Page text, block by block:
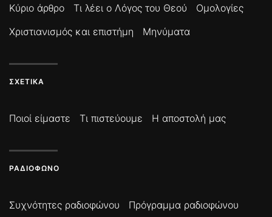
Κύριο άρθρο Τι λέει ο Λόγος του Θεού
Ομολογίες
Χριστιανισμός και επιστήμη
Μηνύματα
ΣΧΕΤΙΚΆ
Ποιοί είμαστε Τι πιστεύουμε Η αποστολή μας
ΡΑΔΙΌΦΩΝΟ
Συχνότητες ραδιοφώνου
Πρόγραμμα ραδιοφώνου